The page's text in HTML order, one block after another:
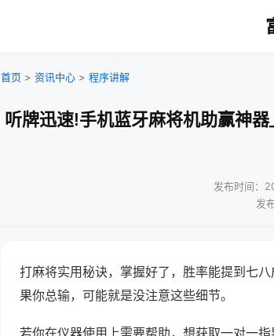
首页 > 资讯中心 > 程序讲解
听牌迅速!手机蓝牙麻将机助赢神
发布时间：
发
打麻将实用秘诀，掌握好了，胜率能提到七
果你总输，可能就是没注意这些细节。
若你在仪器使用上需要帮助，想获取一对一